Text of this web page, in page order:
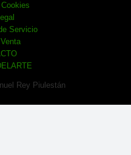
Servicio
Rey Piulestán